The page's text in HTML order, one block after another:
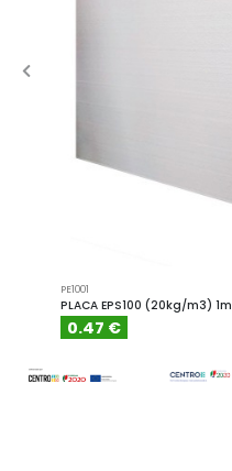
PE1001
PLACA EPS100 (20kg/m3)
0.47 €